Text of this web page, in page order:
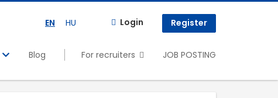
EN HU Login Register
Blog For recruiters JOB POSTING